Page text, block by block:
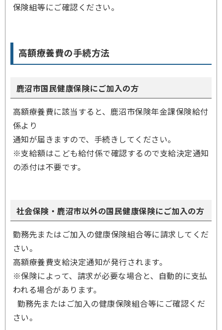
保険組等にご確認ください。
高額療養費の手続方法
鹿沼市国民健康保険にご加入の方
高額療養費に該当すると、鹿沼市保険年金課保険給付
係より
通知が届きますので、手続きしてください。
※支給額はこども給付係で確認するので支給決定通知
の添付は不要です。
社会保険・鹿沼市以外の国民健康保険にご加入の方
勤務先またはご加入の健康保険組合等に請求してくだ
さい。
高額療養費支給決定通知が発行されます。
※保険によって、請求が必要な場合と、自動的に支払
われる場合があります。
勤務先またはご加入の健康保険組合等にご確認くだ
さい。